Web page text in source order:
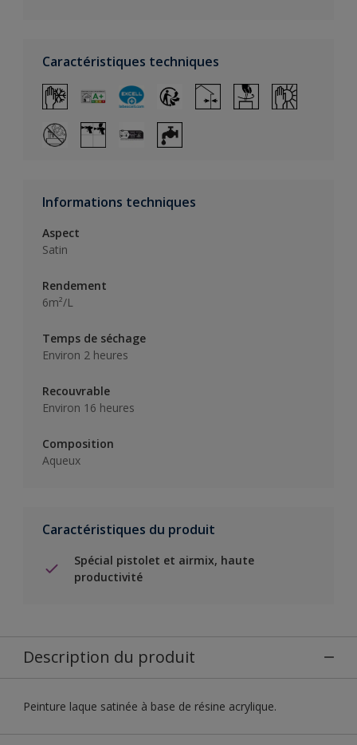
Caractéristiques techniques
Informations techniques
Aspect
Satin
Rendement
6m²/L
Temps de séchage
Environ 2 heures
Recouvrable
Environ 16 heures
Composition
Aqueux
Caractéristiques du produit
Spécial pistolet et airmix, haute
productivité
Description du produit
Peinture laque satinée à base de résine acrylique.